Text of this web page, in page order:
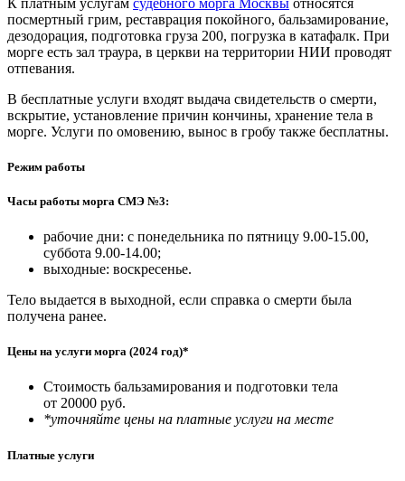
посмертный грим, реставрация покойного, бальзамирование,
дезодорация, подготовка груза 200, погрузка в катафалк. При
морге есть зал траура, в церкви на территории НИИ проводят
отпевания.
В бесплатные услуги входят выдача свидетельств о смерти,
вскрытие, установление причин кончины, хранение тела в
морге. Услуги по омовению, вынос в гробу также бесплатны.
Режим работы
Часы работы морга СМЭ №3:
рабочие дни: с понедельника по пятницу 9.00-15.00,
суббота 9.00-14.00;
выходные: воскресенье.
Тело выдается в выходной, если справка о смерти была
получена ранее.
Цены на услуги морга (2024 год)*
Стоимость бальзамирования и подготовки тела
от 20000 руб.
*уточняйте цены на платные услуги на месте
Платные услуги